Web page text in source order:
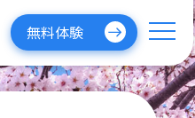
無料体験